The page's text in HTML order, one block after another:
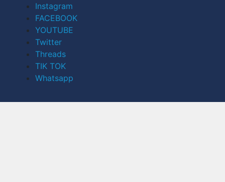
Instagram
FACEBOOK
YOUTUBE
Twitter
Threads
TIK TOK
Whatsapp